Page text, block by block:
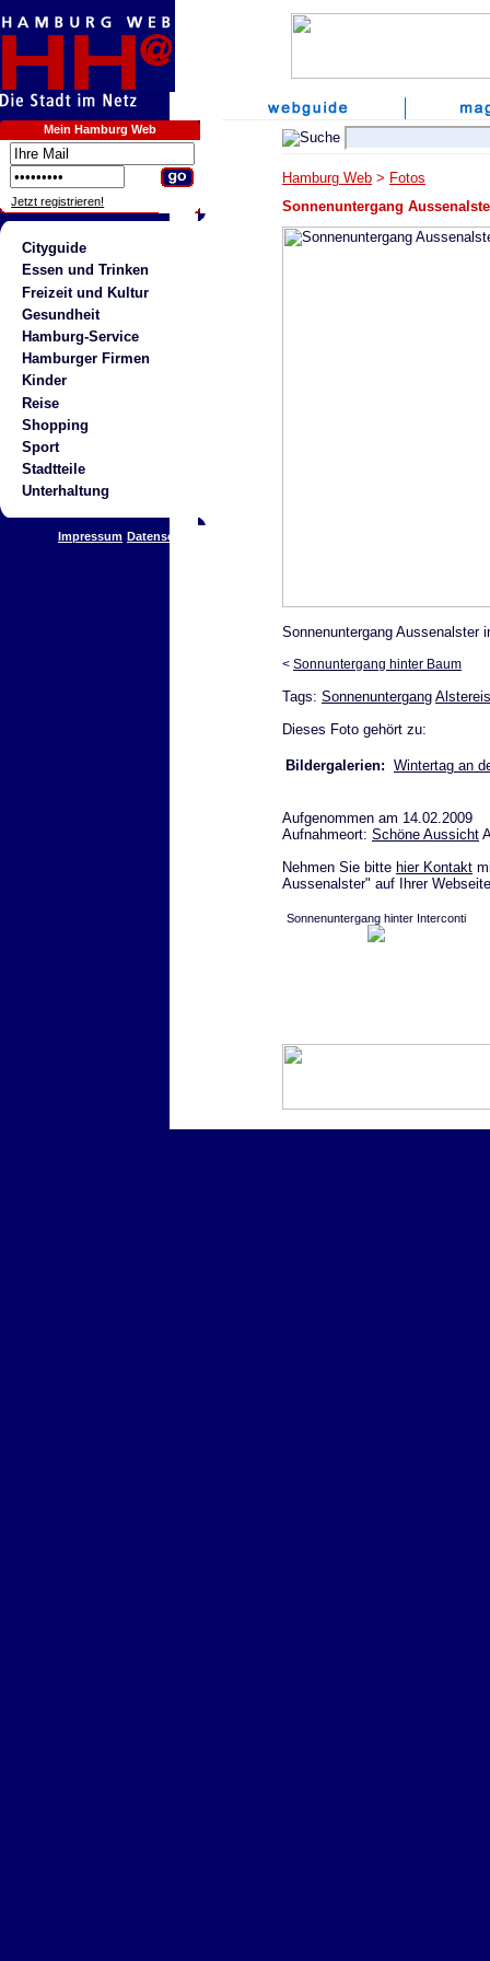
Mein Hamburg Web
Jetzt registrieren!
Cityguide
Essen und Trinken
Freizeit und Kultur
Gesundheit
Hamburg-Service
Hamburger Firmen
Kinder
Reise
Shopping
Sport
Stadtteile
Unterhaltung
Impressum Datenschutz
Hamburg Web > Fotos
Sonnenuntergang
Sonnenuntergang Aussenalster
< Sonnuntergang hinter Baum
Tags: Sonnenuntergang Alstereis
Dieses Foto gehört zu:
Bildergalerien: Wintertag an
Aufgenommen am 14.02.2009
Aufnahmeort: Schöne Aussicht
Nehmen Sie bitte hier Kontakt
Aussenalster" auf Ihrer
Sonnenuntergang hinter Interconti